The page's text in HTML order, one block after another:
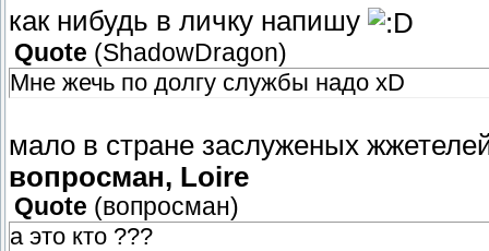
как нибудь в личку напишу
Quote (ShadowDragon)
Мне жечь по долгу службы надо xD
мало в стране заслуженых
вопросман, Loire
Quote (вопросман)
а это кто ???